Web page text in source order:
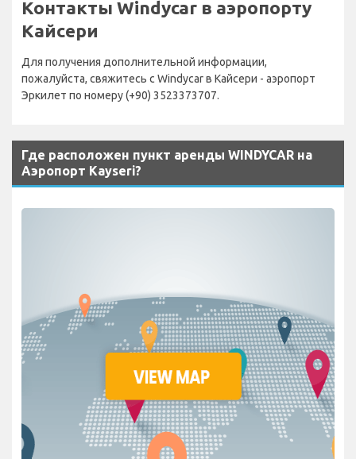
Контакты Windycar в аэропорту
Кайсери
Для получения дополнительной информации,
пожалуйста, свяжитесь с Windycar в Кайсери - аэропорт
Эркилет по номеру (+90) 3523373707.
Где расположен пункт аренды WINDYCAR на
Аэропорт Kayseri?